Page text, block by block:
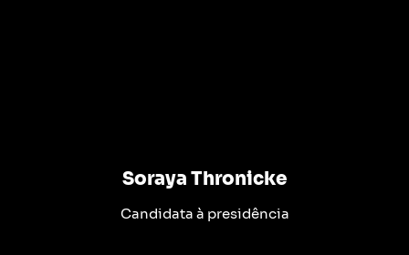
Soraya Thronicke
Candidata à presidência